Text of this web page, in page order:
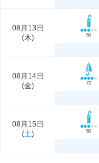
08月13日
(木) 50
08月14日
(金) 70
08月15日
(土) 50